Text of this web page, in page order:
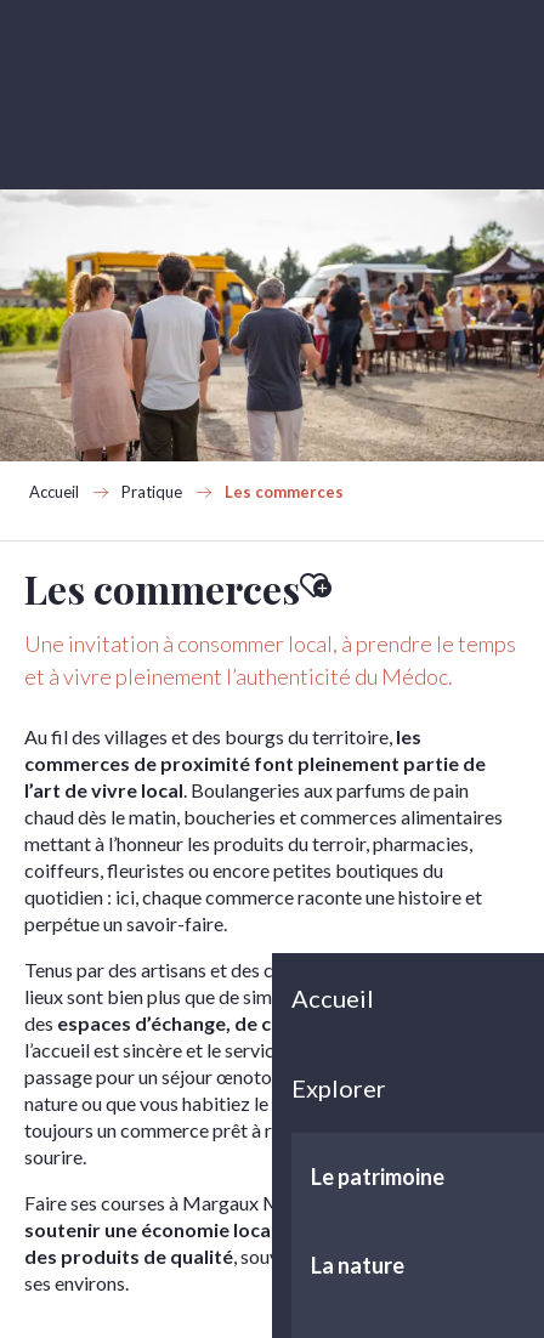
Accueil
Explorer
Le patrimoine
La nature
Accueil Pratique Les commerces
Les commercesAjouter aux favoris
Une invitation à consommer local, à prendre le temps
et à vivre pleinement l’authenticité du Médoc.
Au fil des villages et des bourgs du territoire, les
commerces de proximité font pleinement partie de
l’art de vivre local. Boulangeries aux parfums de pain
chaud dès le matin, boucheries et commerces alimentaires
mettant à l’honneur les produits du terroir, pharmacies,
coiffeurs, fleuristes ou encore petites boutiques du
quotidien : ici, chaque commerce raconte une histoire et
perpétue un savoir-faire.
Tenus par des artisans et des commerçants passionnés, ces
lieux sont bien plus que de simples points de vente. Ils sont
des espaces d’échange, de conseils et de rencontres
l’accueil est sincère et le service attentif. Que vous soyez de
passage pour un séjour œnotouristique, une escapade
nature ou que vous habitiez le territoire, vous trouverez
toujours un commerce prêt à répondre à vos besoins, avec le
sourire.
Faire ses courses à Margaux Médoc Tourisme, c’est aussi
soutenir une économie locale dynamique et découvrir
des produits de qualité, souvent issus du territoire ou de
ses environs.